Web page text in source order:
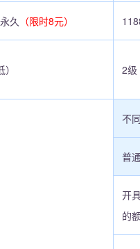
久 （限时8元）
2级
不
普
开
的